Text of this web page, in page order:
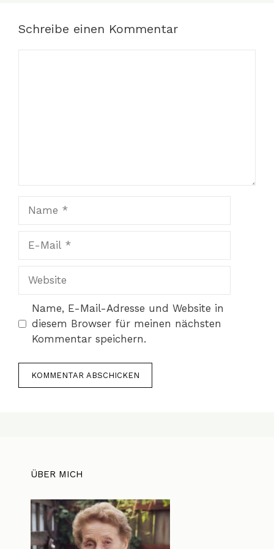
Schreibe einen Kommentar
Website
Name, E-Mail-Adresse und Website in
diesem Browser für meinen nächsten
Kommentar speichern.
ÜBER MICH